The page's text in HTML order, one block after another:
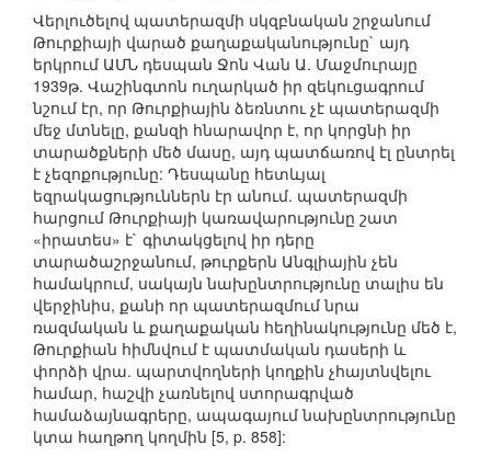
Վերլուծելով պատերազմի սկզբնական շրջանում
Թուրքիայի վարած քաղաքականությունը` այդ
երկրում ԱՄՆ դեսպան Ջոն Վան Ա. Մաջմուրայը
1939թ. Վաշինգտոն ուղարկած իր զեկուցագրում
նշում էր, որ Թուրքիային ձեռնտու չէ պատերազմի
մեջ մտնելը, քանզի հնարավոր է, որ կորցնի իր
տարածքների մեծ մասը, այդ պատճառով էլ ընտրել
է չեզոքությունը: Դեսպանը հետևյալ
եզրակացություններն էր անում. պատերազմի
հարցում Թուրքիայի կառավարությունը շատ
«իրատես» է` գիտակցելով իր դերը
տարածաշրջանում, թուրքերն Անգլիային չեն
համակրում, սակայն նախընտրությունը տալիս են
վերջինիս, քանի որ պատերազմում նրա
ռազմական և քաղաքական հեղինակությունը մեծ է,
Թուրքիան հիմնվում է պատմական դասերի և
փորձի վրա. պարտվողների կողքին չհայտնվելու
համար, հաշվի չառնելով ստորագրված
համաձայնագրերը, ապագայում նախընտրությունը
կտա հաղթող կողմին [5, p. 858]: